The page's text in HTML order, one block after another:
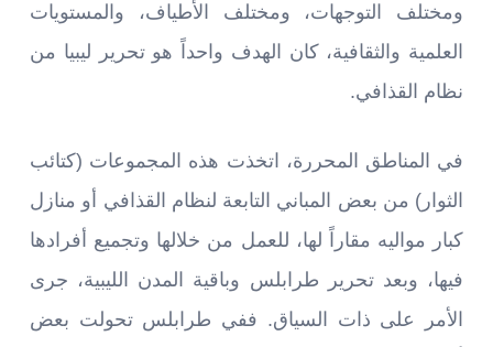
ومختلف التوجهات، ومختلف الأطياف، والمستويات
العلمية والثقافية، كان الهدف واحداً هو تحرير ليبيا من
نظام القذافي.
في المناطق المحررة، اتخذت هذه المجموعات (كتائب
الثوار) من بعض المباني التابعة لنظام القذافي أو منازل
كبار مواليه مقاراً لها، للعمل من خلالها وتجميع أفرادها
فيها، وبعد تحرير طرابلس وباقية المدن الليبية، جرى
الأمر على ذات السياق. ففي طرابلس تحولت بعض